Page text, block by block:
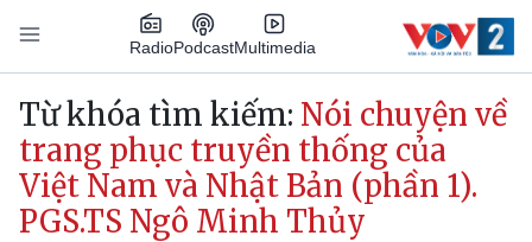
Nhảy đến nội dung
RadioPodcastMultimedia
Main navigation
Từ khóa tìm kiếm: Nói chuyện về
trang phục truyền thống của
Việt Nam và Nhật Bản (phần 1).
PGS.TS Ngô Minh Thủy